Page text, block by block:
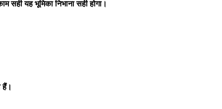
यह भूमिका निभाना सही होगा।
हैं।